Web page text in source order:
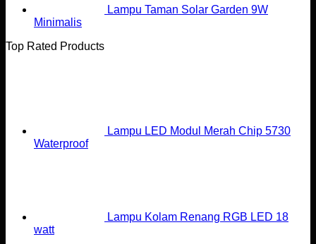
Lampu Taman Solar Garden 9W
Minimalis
Top Rated Products
Lampu LED Modul Merah Chip 5730
Waterproof
Lampu Kolam Renang RGB LED 18
watt